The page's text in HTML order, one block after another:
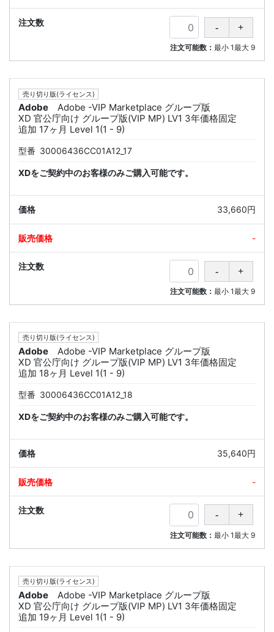
注文可能数：最小 1最大 9
売り切り版(ライセンス)
Adobe
Adobe -VIP Marketplace グループ版
XD 官公庁向け グループ版(VIP MP) LV1 3年価格固定
追加 17ヶ月 Level 1(1 - 9)
型番 30006436CC01A12_17
XDをご契約中のお客様のみご購入可能です。
33,660円
-
注文可能数：最小 1最大 9
売り切り版(ライセンス)
Adobe
Adobe -VIP Marketplace グループ版
XD 官公庁向け グループ版(VIP MP) LV1 3年価格固定
追加 18ヶ月 Level 1(1 - 9)
型番 30006436CC01A12_18
XDをご契約中のお客様のみご購入可能です。
35,640円
-
注文可能数：最小 1最大 9
売り切り版(ライセンス)
Adobe
Adobe -VIP Marketplace グループ版
XD 官公庁向け グループ版(VIP MP) LV1 3年価格固定
追加 19ヶ月 Level 1(1 - 9)